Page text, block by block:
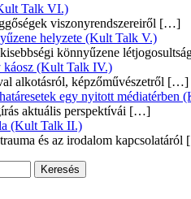
Talk VI.)
viszonyrendszereiről […]
helyzete (Kult Talk V.)
könnyűzene
káosz (Kult Talk IV.)
alkotásról, képzőművészetről […]
egy nyitott médiatérben
aktuális perspektívái […]
(Kult Talk II.)
és az irodalom kapcsolatáról